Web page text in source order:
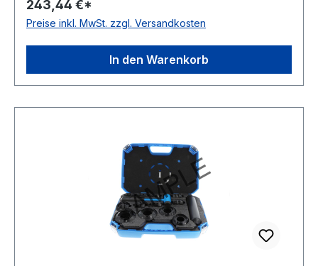
243,44 €*
Preise inkl. MwSt. zzgl. Versandkosten
In den Warenkorb